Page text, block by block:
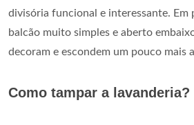
divisória funcional e interessante. Em
balcão muito simples e aberto
decoram e escondem um pouco mais a
Como tampar a lavanderia?